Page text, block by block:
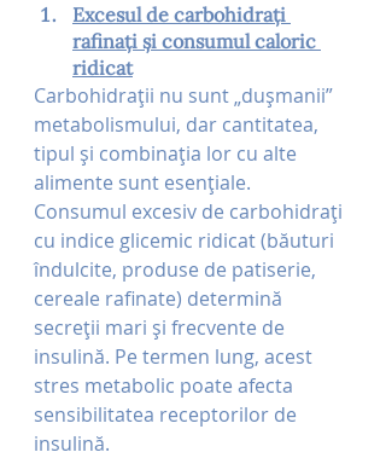
Excesul de carbohidrați
rafinați și consumul caloric
ridicat
Carbohidrații nu sunt „dușmanii”
metabolismului, dar cantitatea,
tipul și combinația lor cu alte
alimente sunt esențiale.
Consumul excesiv de carbohidrați
cu indice glicemic ridicat (băuturi
îndulcite, produse de patiserie,
cereale rafinate) determină
secreții mari și frecvente de
insulină. Pe termen lung, acest
stres metabolic poate afecta
sensibilitatea receptorilor de
insulină.